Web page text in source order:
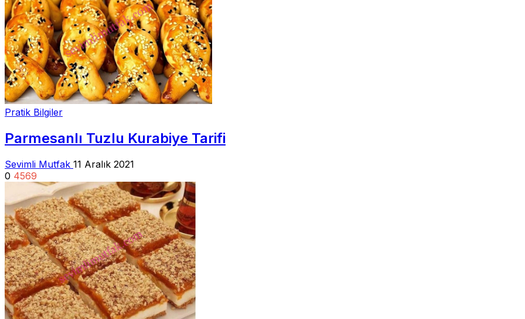
Pratik Bilgiler
Parmesanlı Tuzlu Kurabiye Tarifi
Sevimli Mutfak 11 Aralık 2021
0 4569